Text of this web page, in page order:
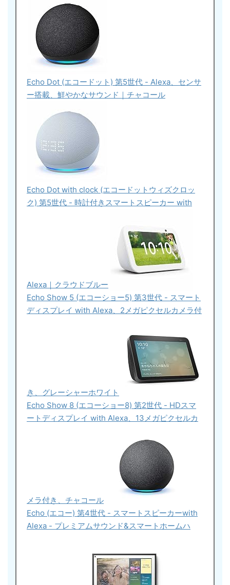
Echo Dot (エコードット) 第5世代 - Alexa、センサ
ー搭載、鮮やかなサウンド｜チャコール
Echo Dot with clock (エコードットウィズクロッ
ク) 第5世代 - 時計付きスマートスピーカー with
Alexa｜クラウドブルー
Echo Show 5 (エコーショー5) 第3世代 - スマート
ディスプレイ with Alexa、2メガピクセルカメラ付
き、グレーシャーホワイト
Echo Show 8 (エコーショー8) 第2世代 - HDスマ
ートディスプレイ with Alexa、13メガピクセルカ
メラ付き、チャコール
Echo (エコー) 第4世代 - スマートスピーカーwith
Alexa - プレミアムサウンド&スマートホームハ